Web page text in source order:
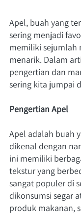
Apel, buah yang
sering menjadi
memiliki sejumlah
menarik. Dalam
pengertian dan
sering kita jumpai
Pengertian Apel
Apel adalah buah
dikenal dengan
ini memiliki
tekstur yang
sangat populer di
dikonsumsi segar
produk makanan,